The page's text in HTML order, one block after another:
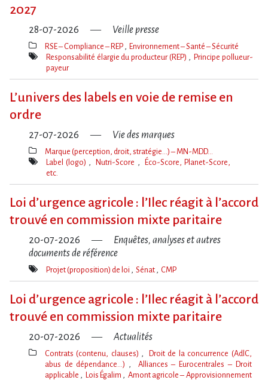
2027
28-07-2026 Veille presse
Thèmes(s)
RSE – Compliance – REP Environnement – Santé – Sécurité
Mot(s)-
Responsabilité élargie du producteur (REP)
Principe pollueur-
payeur
L’univers des labels en voie de remise en
ordre
27-07-2026 Vie des marques
Thèmes(s)
Marque (perception, droit, stratégie…) – MN-MDD…
Mot(s)-
Label (logo) Nutri-Score
Éco-Score, Planet-Score,
etc.
Loi d​‌’urgence agricole : l​‌’Ilec réagit à l​‌’accord
trouvé en commission mixte paritaire
20-07-2026
Enquêtes, analyses et autres
documents de référence
Mot(s)-
Projet (proposition) de loi Sénat CMP
Loi d​‌’urgence agricole : l​‌’Ilec réagit à l​‌’accord
trouvé en commission mixte paritaire
20-07-2026 Actualités
Contrats (contenu, clauses)
Droit de la concurrence (AdlC,
abus de dépendance…)
Alliances – Eurocentrales – Droit
applicable
Lois Égalim
Amont agricole – Approvisionnement